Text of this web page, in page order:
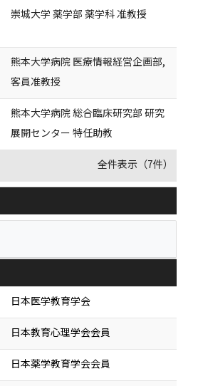
崇城大学 薬学部 薬学科 准教授
熊本大学病院 医療情報経営企画部,
客員准教授
熊本大学病院 総合臨床研究部 研究
展開センター 特任助教
全件表示（7件）
日本医学教育学会
日本教育心理学会会員
日本薬学教育学会会員